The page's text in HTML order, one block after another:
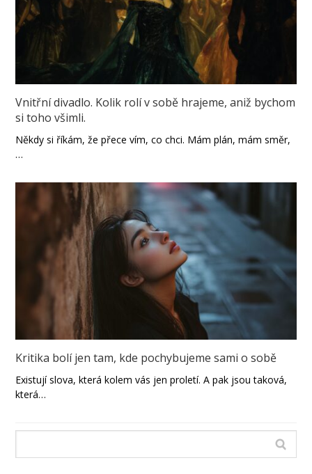
Vnitřní divadlo. Kolik rolí v sobě hrajeme, aniž bychom
si toho všimli.
Někdy si říkám, že přece vím, co chci. Mám plán, mám směr,
…
Kritika bolí jen tam, kde pochybujeme sami o sobě
Existují slova, která kolem vás jen proletí. A pak jsou taková,
která…